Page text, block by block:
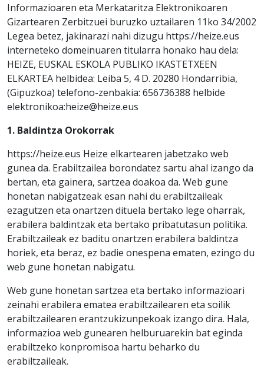
Informazioaren eta Merkataritza Elektronikoaren
Gizartearen Zerbitzuei buruzko uztailaren 11ko 34/2002
Legea betez, jakinarazi nahi dizugu https://heize.eus
interneteko domeinuaren titularra honako hau dela:
HEIZE, EUSKAL ESKOLA PUBLIKO IKASTETXEEN
ELKARTEA helbidea: Leiba 5, 4 D. 20280 Hondarribia,
(Gipuzkoa) telefono-zenbakia: 656736388 helbide
elektronikoa:heize@heize.eus
1. Baldintza Orokorrak
https://heize.eus Heize elkartearen jabetzako web
gunea da. Erabiltzailea borondatez sartu ahal izango da
bertan, eta gainera, sartzea doakoa da. Web gune
honetan nabigatzeak esan nahi du erabiltzaileak
ezagutzen eta onartzen dituela bertako lege oharrak,
erabilera baldintzak eta bertako pribatutasun politika.
Erabiltzaileak ez baditu onartzen erabilera baldintza
horiek, eta beraz, ez badie onespena ematen, ezingo du
web gune honetan nabigatu.
Web gune honetan sartzea eta bertako informazioari
zeinahi erabilera ematea erabiltzailearen eta soilik
erabiltzailearen erantzukizunpekoak izango dira. Hala,
informazioa web gunearen helburuarekin bat eginda
erabiltzeko konpromisoa hartu beharko du
erabiltzaileak.